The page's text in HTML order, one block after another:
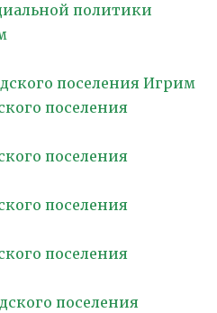
политики
поселения Игрим
поселения
поселения
поселения
поселения
поселения